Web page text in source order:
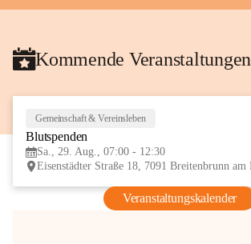
Kommende Veranstaltungen
Gemeinschaft & Vereinsleben
Blutspenden
Sa., 29. Aug., 07:00 - 12:30
Veranstaltungskalender